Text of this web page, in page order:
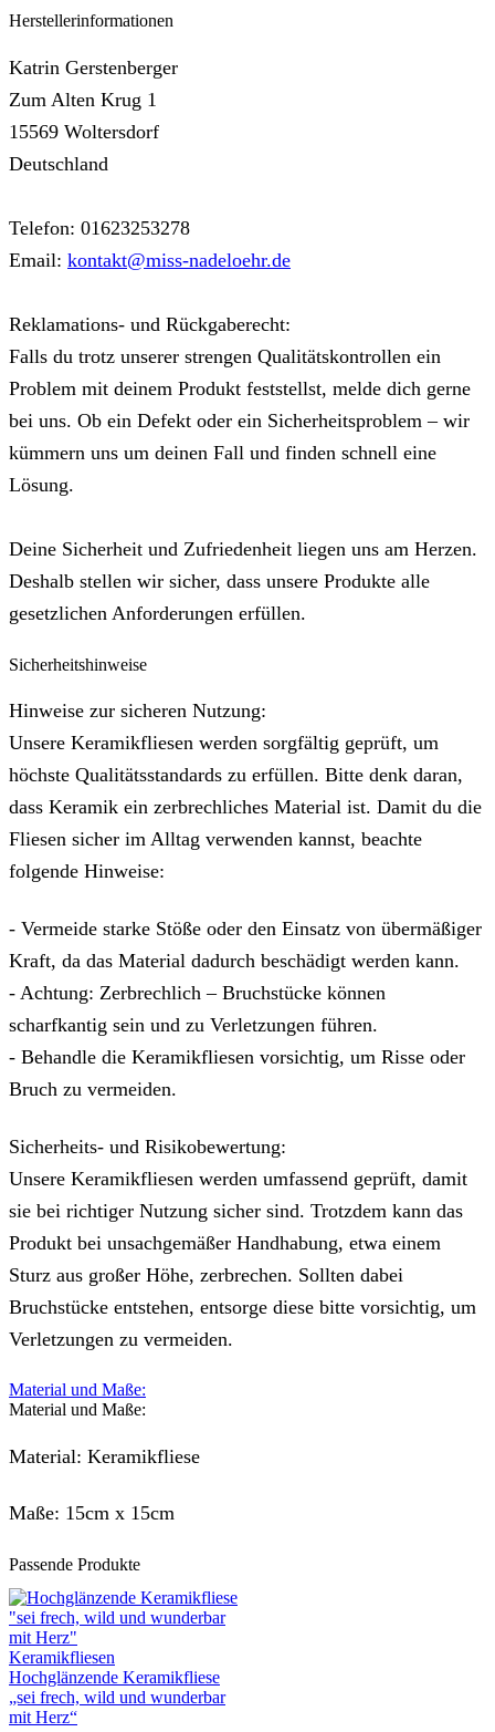
Herstellerinformationen
Katrin Gerstenberger
Zum Alten Krug 1
15569 Woltersdorf
Deutschland
Telefon: 01623253278
Email: kontakt@miss-nadeloehr.de
Reklamations- und Rückgaberecht:
Falls du trotz unserer strengen Qualitätskontrollen ein
Problem mit deinem Produkt feststellst, melde dich gerne
bei uns. Ob ein Defekt oder ein Sicherheitsproblem – wir
kümmern uns um deinen Fall und finden schnell eine
Lösung.
Deine Sicherheit und Zufriedenheit liegen uns am Herzen.
Deshalb stellen wir sicher, dass unsere Produkte alle
gesetzlichen Anforderungen erfüllen.
Sicherheitshinweise
Hinweise zur sicheren Nutzung:
Unsere Keramikfliesen werden sorgfältig geprüft, um
höchste Qualitätsstandards zu erfüllen. Bitte denk daran,
dass Keramik ein zerbrechliches Material ist. Damit du die
Fliesen sicher im Alltag verwenden kannst, beachte
folgende Hinweise:
- Vermeide starke Stöße oder den Einsatz von übermäßiger
Kraft, da das Material dadurch beschädigt werden kann.
- Achtung: Zerbrechlich – Bruchstücke können
scharfkantig sein und zu Verletzungen führen.
- Behandle die Keramikfliesen vorsichtig, um Risse oder
Bruch zu vermeiden.
Sicherheits- und Risikobewertung:
Unsere Keramikfliesen werden umfassend geprüft, damit
sie bei richtiger Nutzung sicher sind. Trotzdem kann das
Produkt bei unsachgemäßer Handhabung, etwa einem
Sturz aus großer Höhe, zerbrechen. Sollten dabei
Bruchstücke entstehen, entsorge diese bitte vorsichtig, um
Verletzungen zu vermeiden.
Material und Maße:
Material und Maße:
Material: Keramikfliese
Maße: 15cm x 15cm
Passende Produkte
Keramikfliesen
Hochglänzende Keramikfliese
„sei frech, wild und wunderbar
mit Herz“